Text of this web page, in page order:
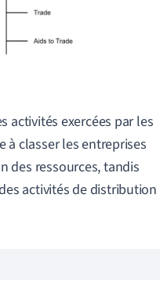
activités exercées par les
à classer les entreprises
des ressources, tandis
activités de distribution